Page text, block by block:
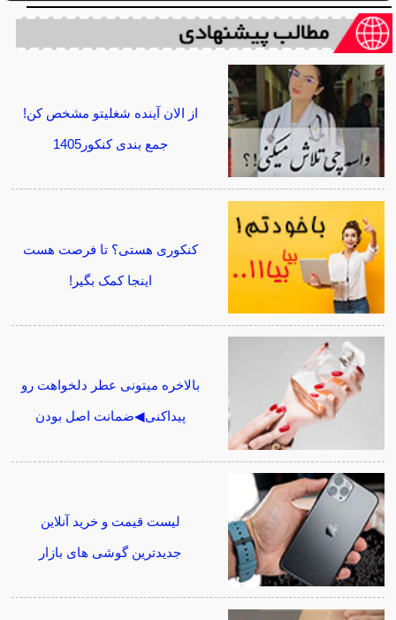
از الان آینده شغلیتو مشخص کن!
جمع بندی کنکور1405
کنکوری هستی؟ تا فرصت هست
اینجا کمک بگیر!
بالاخره میتونی عطر دلخواهت رو
پیداکنی◀ضمانت اصل بودن
لیست قیمت و خرید آنلاین
جدیدترین گوشی های بازار